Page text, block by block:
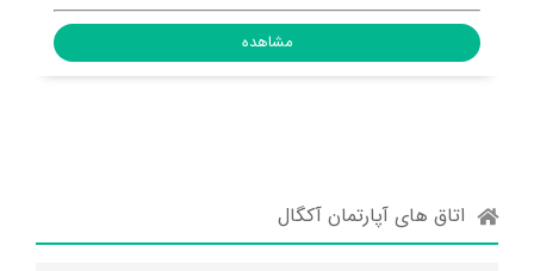
اتاق های آپارتمان آکگال